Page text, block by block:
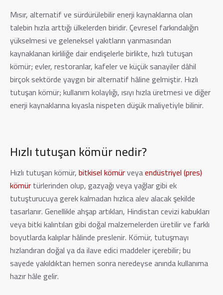
Mısır, alternatif ve sürdürülebilir enerji kaynaklarına olan
talebin hızla arttığı ülkelerden biridir. Çevresel farkındalığın
yükselmesi ve geleneksel yakıtların yanmasından
kaynaklanan kirliliğe dair endişelerle birlikte, hızlı tutuşan
kömür; evler, restoranlar, kafeler ve küçük sanayiler dâhil
birçok sektörde yaygın bir alternatif hâline gelmiştir. Hızlı
tutuşan kömür; kullanım kolaylığı, ısıyı hızla üretmesi ve diğer
enerji kaynaklarına kıyasla nispeten düşük maliyetiyle bilinir.
Hızlı tutuşan kömür nedir?
Hızlı tutuşan kömür,bitkisel kömürveyaendüstriyel (pres)
kömürtürlerinden olup, gazyağı veya yağlar gibi ek
tutuşturucuya gerek kalmadan hızlıca alev alacak şekilde
tasarlanır. Genellikle ahşap artıkları, Hindistan cevizi kabukları
veya bitki kalıntıları gibi doğal malzemelerden üretilir ve farklı
boyutlarda kalıplar hâlinde preslenir. Kömür, tutuşmayı
hızlandıran doğal ya da ilave edici maddeler içerebilir; bu
sayede yakıldıktan hemen sonra neredeyse anında kullanıma
hazır hâle gelir.